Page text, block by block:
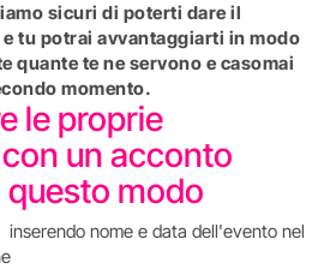
sicuri di poterti dare il
tu potrai avvantaggiarti in modo
quante te ne servono e casomai
momento.
le proprie
un acconto
modo
inserendo nome e data dell'evento nel